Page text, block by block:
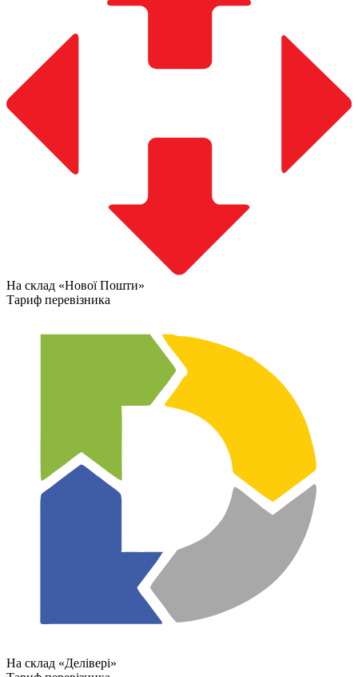
На склад «Нової Пошти»
Тариф перевізника
На склад «Делівері»